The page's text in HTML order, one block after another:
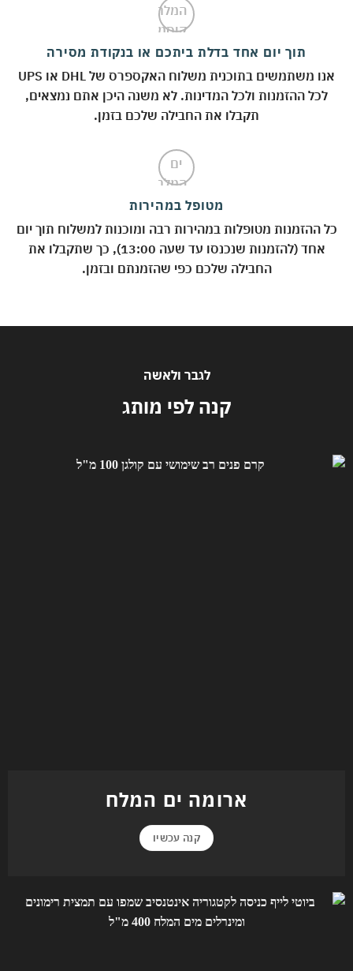
תוך יום אחד בדלת ביתכם או בנקודת מסירה
אנו משתמשים בתוכנית משלוח האקספרס של DHL או UPS
לכל ההזמנות ולכל המדינות. לא משנה היכן אתם נמצאים,
תקבלו את החבילה שלכם בזמן.
מטופל במהירות
ההזמנות מטופלות במהירות רבה ומוכנות למשלוח תוך יום
אחד (להזמנות שנכנסו עד שעה 13:00), כך שתקבלו את
החבילה שלכם כפי שהזמנתם ובזמן.
לגבר ולאשה
קנה לפי מותג
ארומה ים המלח
קנה עכשיו